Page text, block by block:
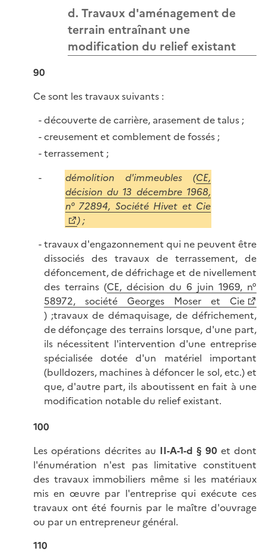
d. Travaux d'aménagement de
terrain entraînant une
modification du relief existant
90
Ce sont les travaux suivants :
découverte de carrière, arasement de talus ;
creusement et comblement de fossés ;
terrassement ;
démolition d'immeubles (CE,
décision du 13 décembre 1968,
n° 72894, Société Hivet et Cie
) ;
travaux d'engazonnement qui ne peuvent être
dissociés des travaux de terrassement, de
défoncement, de défrichage et de nivellement
des terrains (CE, décision du 6 juin 1969, n°
58972, société Georges Moser et Cie
) ;travaux de démaquisage, de défrichement,
de défonçage des terrains lorsque, d'une part,
ils nécessitent l'intervention d'une entreprise
spécialisée dotée d'un matériel important
(bulldozers, machines à défoncer le sol, etc.) et
que, d'autre part, ils aboutissent en fait à une
modification notable du relief existant.
100
Les opérations décrites au II-A-1-d § 90 et dont
l'énumération n'est pas limitative constituent
des travaux immobiliers même si les matériaux
mis en œuvre par l'entreprise qui exécute ces
travaux ont été fournis par le maître d'ouvrage
ou par un entrepreneur général.
110